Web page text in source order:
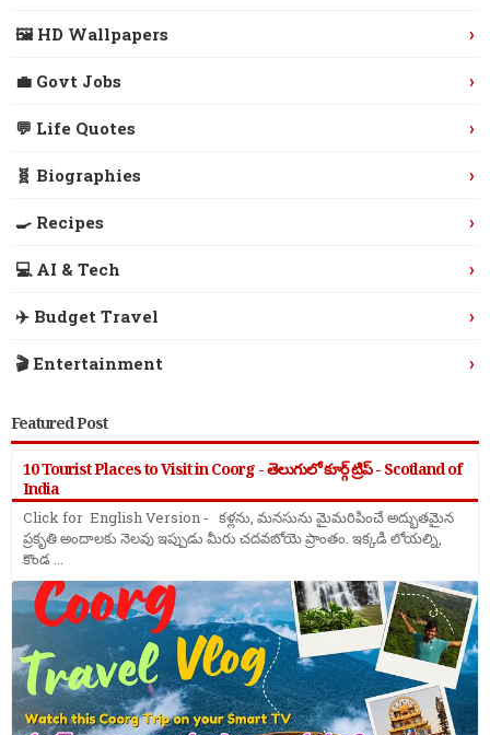
🖼️ HD Wallpapers ›
💼 Govt Jobs ›
💬 Life Quotes ›
🧬 Biographies ›
🍳 Recipes ›
💻 AI & Tech ›
✈️ Budget Travel ›
🎬 Entertainment ›
Featured Post
10 Tourist Places to Visit in Coorg - తెలుగులో కూర్గ్ ట్రిప్ - Scotland of
India
Click for English Version - కళ్లను, మనసును మైమరిపించే అద్భుతమైన
ప్రకృతి అందాలకు నెలవు ఇప్పుడు మీరు చదవబోయె ప్రాంతం. ఇక్కడి లోయల్ని,
కొండ ...